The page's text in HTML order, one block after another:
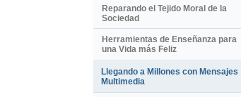
Reparando el Tejido Moral de la
Sociedad
Herramientas de Enseñanza para
una Vida más Feliz
Llegando a Millones con Mensajes
Multimedia